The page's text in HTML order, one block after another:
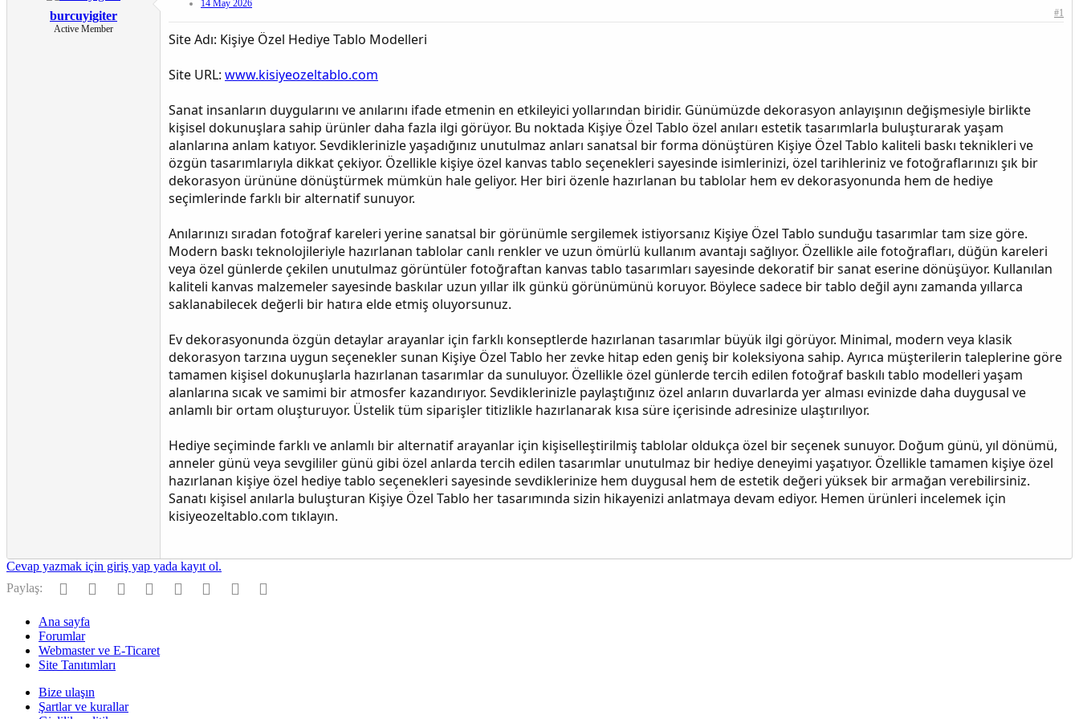
burcuyigiter
Active Member
14 May 2026
#1
Site Adı: Kişiye Özel Hediye Tablo Modelleri
Site URL: www.kisiyeozeltablo.com
Sanat insanların duygularını ve anılarını ifade etmenin en etkileyici yollarından biridir. Günümüzde dekorasyon anlayışının değişmesiyle birlikte
kişisel dokunuşlara sahip ürünler daha fazla ilgi görüyor. Bu noktada Kişiye Özel Tablo özel anıları estetik tasarımlarla buluşturarak yaşam
alanlarına anlam katıyor. Sevdiklerinizle yaşadığınız unutulmaz anları sanatsal bir forma dönüştüren Kişiye Özel Tablo kaliteli baskı teknikleri ve
özgün tasarımlarıyla dikkat çekiyor. Özellikle kişiye özel kanvas tablo seçenekleri sayesinde isimlerinizi, özel tarihleriniz ve fotoğraflarınızı şık bir
dekorasyon ürününe dönüştürmek mümkün hale geliyor. Her biri özenle hazırlanan bu tablolar hem ev dekorasyonunda hem de hediye
seçimlerinde farklı bir alternatif sunuyor.
Anılarınızı sıradan fotoğraf kareleri yerine sanatsal bir görünümle sergilemek istiyorsanız Kişiye Özel Tablo sunduğu tasarımlar tam size göre.
Modern baskı teknolojileriyle hazırlanan tablolar canlı renkler ve uzun ömürlü kullanım avantajı sağlıyor. Özellikle aile fotoğrafları, düğün kareleri
veya özel günlerde çekilen unutulmaz görüntüler fotoğraftan kanvas tablo tasarımları sayesinde dekoratif bir sanat eserine dönüşüyor. Kullanılan
kaliteli kanvas malzemeler sayesinde baskılar uzun yıllar ilk günkü görünümünü koruyor. Böylece sadece bir tablo değil aynı zamanda yıllarca
saklanabilecek değerli bir hatıra elde etmiş oluyorsunuz.
Ev dekorasyonunda özgün detaylar arayanlar için farklı konseptlerde hazırlanan tasarımlar büyük ilgi görüyor. Minimal, modern veya klasik
dekorasyon tarzına uygun seçenekler sunan Kişiye Özel Tablo her zevke hitap eden geniş bir koleksiyona sahip. Ayrıca müşterilerin taleplerine göre
tamamen kişisel dokunuşlarla hazırlanan tasarımlar da sunuluyor. Özellikle özel günlerde tercih edilen fotoğraf baskılı tablo modelleri yaşam
alanlarına sıcak ve samimi bir atmosfer kazandırıyor. Sevdiklerinizle paylaştığınız özel anların duvarlarda yer alması evinizde daha duygusal ve
anlamlı bir ortam oluşturuyor. Üstelik tüm siparişler titizlikle hazırlanarak kısa süre içerisinde adresinize ulaştırılıyor.
Hediye seçiminde farklı ve anlamlı bir alternatif arayanlar için kişiselleştirilmiş tablolar oldukça özel bir seçenek sunuyor. Doğum günü, yıl dönümü,
anneler günü veya sevgililer günü gibi özel anlarda tercih edilen tasarımlar unutulmaz bir hediye deneyimi yaşatıyor. Özellikle tamamen kişiye özel
hazırlanan kişiye özel hediye tablo seçenekleri sayesinde sevdiklerinize hem duygusal hem de estetik değeri yüksek bir armağan verebilirsiniz.
Sanatı kişisel anılarla buluşturan Kişiye Özel Tablo her tasarımında sizin hikayenizi anlatmaya devam ediyor. Hemen ürünleri incelemek için
kisiyeozeltablo.com tıklayın.
Cevap yazmak için giriş yap yada kayıt ol.
Paylaş:
Facebook
Twitter Reddit PinterestTumblr WhatsApp
E-posta
Ana sayfa
Forumlar
Webmaster ve E-Ticaret
Site Tanıtımları
Bize ulaşın
Şartlar ve kurallar